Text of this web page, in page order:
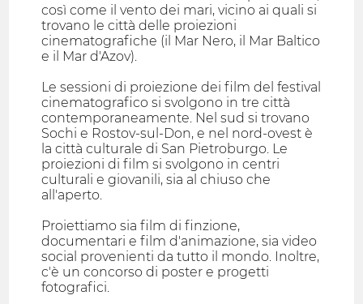
così come il vento dei mari, vicino ai quali si
trovano le città delle proiezioni
cinematografiche (il Mar Nero, il Mar Baltico
e il Mar d'Azov).
Le sessioni di proiezione dei film del festival
cinematografico si svolgono in tre città
contemporaneamente. Nel sud si trovano
Sochi e Rostov-sul-Don, e nel nord-ovest è
la città culturale di San Pietroburgo. Le
proiezioni di film si svolgono in centri
culturali e giovanili, sia al chiuso che
all'aperto.
Proiettiamo sia film di finzione,
documentari e film d'animazione, sia video
social provenienti da tutto il mondo. Inoltre,
c'è un concorso di poster e progetti
fotografici.